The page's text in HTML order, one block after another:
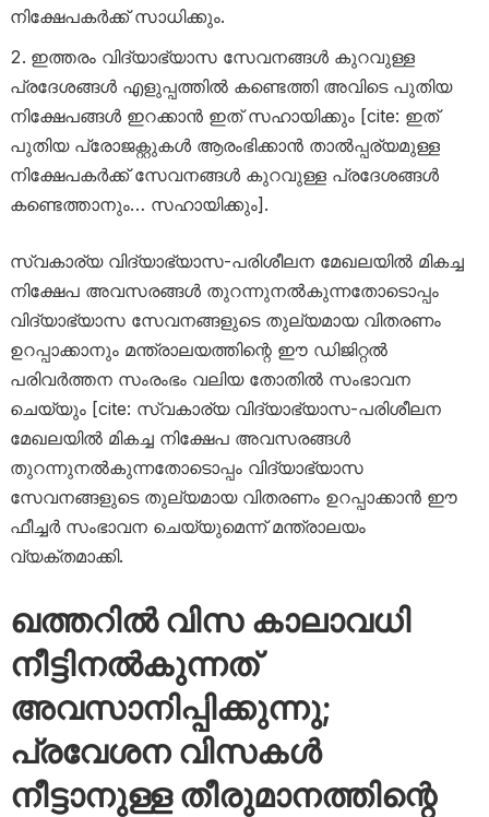
നിക്ഷേപകർക്ക് സാധിക്കും.
ഇത്തരം വിദ്യാഭ്യാസ സേവനങ്ങൾ കുറവുള്ള
പ്രദേശങ്ങൾ എളുപ്പത്തിൽ കണ്ടെത്തി അവിടെ പുതിയ
നിക്ഷേപങ്ങൾ ഇറക്കാൻ ഇത് സഹായിക്കും [cite: ഇത്
പുതിയ പ്രോജക്റ്റുകൾ ആരംഭിക്കാൻ താൽപ്പര്യമുള്ള
നിക്ഷേപകർക്ക് സേവനങ്ങൾ കുറവുള്ള പ്രദേശങ്ങൾ
കണ്ടെത്താനും… സഹായിക്കും].
സ്വകാര്യ വിദ്യാഭ്യാസ-പരിശീലന മേഖലയിൽ മികച്ച
നിക്ഷേപ അവസരങ്ങൾ തുറന്നുനൽകുന്നതോടൊപ്പം
വിദ്യാഭ്യാസ സേവനങ്ങളുടെ തുല്യമായ വിതരണം
ഉറപ്പാക്കാനും മന്ത്രാലയത്തിന്റെ ഈ ഡിജിറ്റൽ
പരിവർത്തന സംരംഭം വലിയ തോതിൽ സംഭാവന
ചെയ്യും [cite: സ്വകാര്യ വിദ്യാഭ്യാസ-പരിശീലന
മേഖലയിൽ മികച്ച നിക്ഷേപ അവസരങ്ങൾ
തുറന്നുനൽകുന്നതോടൊപ്പം വിദ്യാഭ്യാസ
സേവനങ്ങളുടെ തുല്യമായ വിതരണം ഉറപ്പാക്കാൻ ഈ
ഫീച്ചർ സംഭാവന ചെയ്യുമെന്ന് മന്ത്രാലയം
വ്യക്തമാക്കി.
ഖത്തറിൽ വിസ കാലാവധി
നീട്ടിനൽകുന്നത്
അവസാനിപ്പിക്കുന്നു;
പ്രവേശന വിസകൾ
നീട്ടാനുള്ള തീരുമാനത്തിന്റെ